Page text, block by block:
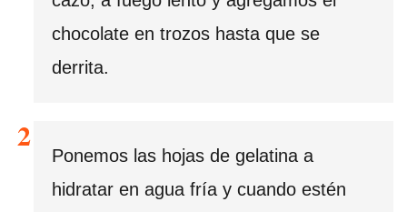
chocolate en trozos hasta que se
derrita.
Ponemos las hojas de gelatina a
hidratar en agua fría y cuando estén